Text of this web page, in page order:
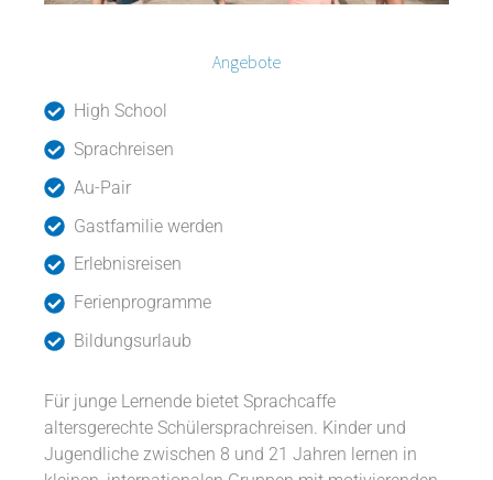
Angebote
High School
Sprachreisen
Au-Pair
Gastfamilie werden
Erlebnisreisen
Ferienprogramme
Bildungsurlaub
Für junge Lernende bietet Sprachcaffe
altersgerechte Schülersprachreisen. Kinder und
Jugendliche zwischen 8 und 21 Jahren lernen in